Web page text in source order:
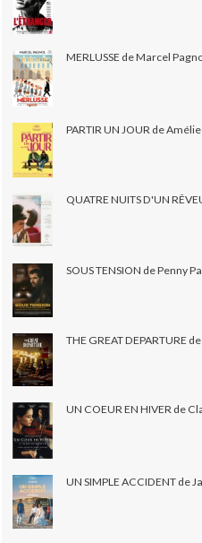
MERLUSSE de Marcel
PARTIR UN JOUR de
QUATRE NUITS D'UN
SOUS TENSION de Penny
THE GREAT DEPARTURE
UN COEUR EN HIVER de
UN SIMPLE ACCIDENT de